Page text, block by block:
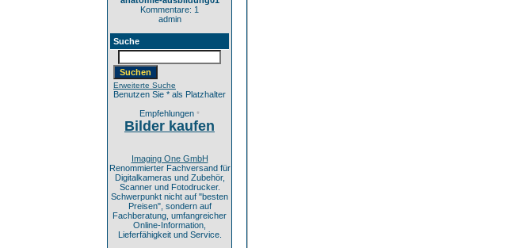
Kommentare: 1
admin
Suche
Erweiterte Suche
Benutzen Sie * als Platzhalter
Empfehlungen *
Bilder kaufen
Imaging One GmbH
Renommierter Fachversand für
Digitalkameras und Zubehör,
Scanner und Fotodrucker.
Schwerpunkt nicht auf "besten
Preisen", sondern auf
Fachberatung, umfangreicher
Online-Information,
Lieferfähigkeit und Service.